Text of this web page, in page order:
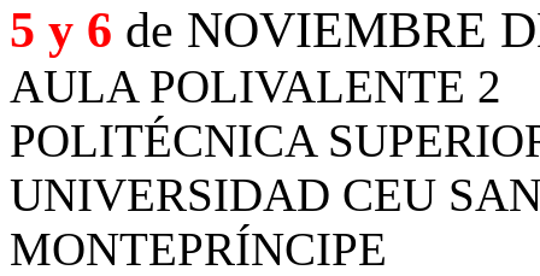
5 y 6 de NOVIEMBRE
AULA
POLITÉCNICA
UNIVERSIDAD CEU
MONTEPRÍNCIPE